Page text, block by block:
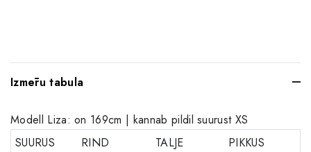
Izmēru tabula
Modell Liza: on 169cm | kannab pildil suurust XS
SUURUS
RIND
TALJE
PIKKUS